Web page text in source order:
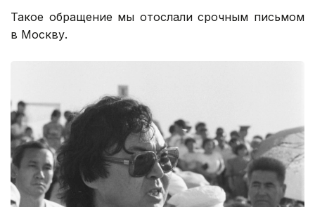
Такое обращение мы отослали срочным письмом
в Москву.